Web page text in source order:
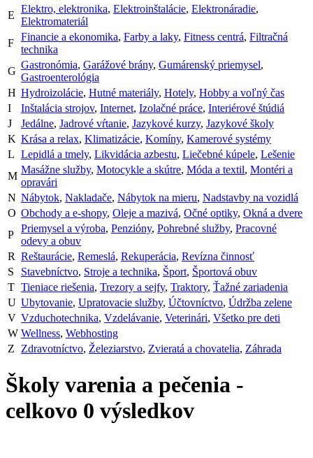
E
Elektro, elektronika, Elektroinštalácie, Elektronáradie,
Elektromateriál
F
Financie a ekonomika, Farby a laky, Fitness centrá, Filtračná
technika
G
Gastronómia, Garážové brány, Gumárenský priemysel,
Gastroenterológia
H Hydroizolácie, Hutné materiály, Hotely, Hobby a voľný čas
I
Inštalácia strojov, Internet, Izolačné práce, Interiérové štúdiá
J
Jedálne, Jadrové vŕtanie, Jazykové kurzy, Jazykové školy
K Krása a relax, Klimatizácie, Komíny, Kamerové systémy
L Lepidlá a tmely, Likvidácia azbestu, Liečebné kúpele, Lešenie
M
Masážne služby, Motocykle a skútre, Móda a textil, Montéri a
opravári
N Nábytok, Nakladače, Nábytok na mieru, Nadstavby na vozidlá
O Obchody a e-shopy, Oleje a mazivá, Očné optiky, Okná a dvere
P
Priemysel a výroba, Penzióny, Pohrebné služby, Pracovné
odevy a obuv
R Reštaurácie, Remeslá, Rekuperácia, Revízna činnosť
S
Stavebníctvo, Stroje a technika, Šport, Športová obuv
T Tieniace riešenia, Trezory a sejfy, Traktory, Ťažné zariadenia
U Ubytovanie, Upratovacie služby, Účtovníctvo, Údržba zelene
V Vzduchotechnika, Vzdelávanie, Veterinári, Všetko pre deti
W Wellness, Webhosting
Z
Zdravotníctvo, Železiarstvo, Zvieratá a chovatelia, Záhrada
Školy varenia a pečenia -
celkovo 0 výsledkov